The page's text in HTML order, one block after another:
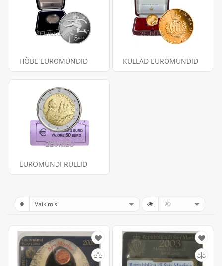
HÕBE EUROMÜNDID KULLAD EUROMÜNDID
EUROMÜNDI RULLID